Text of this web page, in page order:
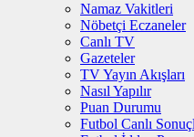
Namaz Vakitleri
Nöbetçi Eczaneler
Canlı TV
Gazeteler
TV Yayın Akışları
Nasıl Yapılır
Puan Durumu
Futbol Canlı